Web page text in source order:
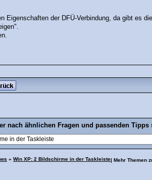
Eigenschaften der DFÜ-Verbindung, da gibt es
nach ähnlichen Fragen und passenden Tipps
» Win XP: 2 Bildschirme in der Taskleiste| Mehr Themen